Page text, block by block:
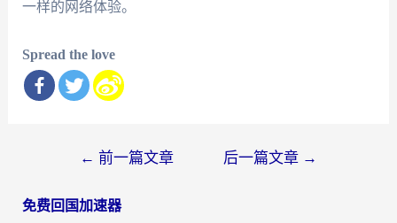
一样的网络体验。
Spread the love
导
← 前一篇文章 后一篇文章 →
免费回国加速器